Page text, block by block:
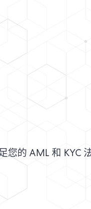
的 AML 和 KYC 法